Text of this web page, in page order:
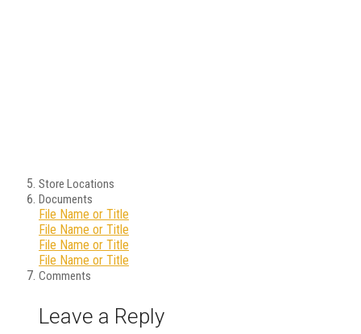
Store Locations
Documents
File Name or Title
File Name or Title
File Name or Title
File Name or Title
Comments
Leave a Reply